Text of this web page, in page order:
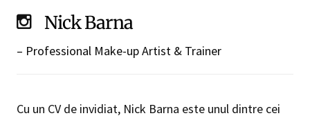
Nick Barna
– Professional Make-up Artist & Trainer
Cu un CV de invidiat, Nick Barna este unul dintre cei